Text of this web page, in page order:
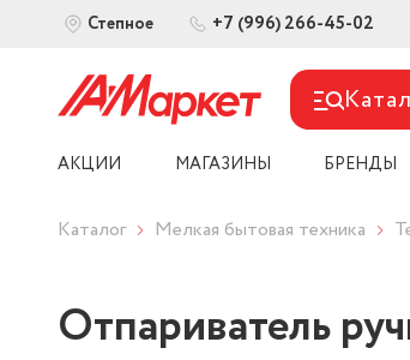
Степное +7 (996) 266-45-02
АКЦИИ МАГАЗИНЫ БРЕНДЫ
Каталог Мелкая бытовая техника
Отпариватель